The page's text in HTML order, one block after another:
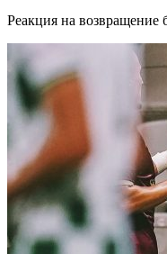
Реакция на возвращение